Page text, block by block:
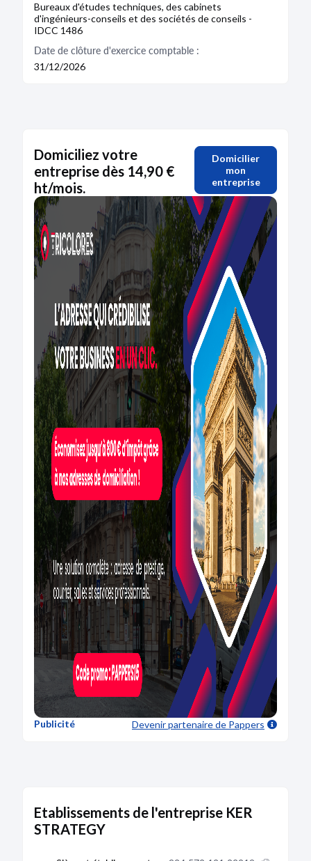
Bureaux d'études techniques, des cabinets
d'ingénieurs-conseils et des sociétés de conseils -
IDCC 1486
Date de clôture d'exercice comptable :
31/12/2026
Domiciliez votre
entreprise dès 14,90 €
ht/mois.
Domicilier
mon
entreprise
Publicité Devenir partenairede Pappers
Etablissements de l'entreprise KER
STRATEGY